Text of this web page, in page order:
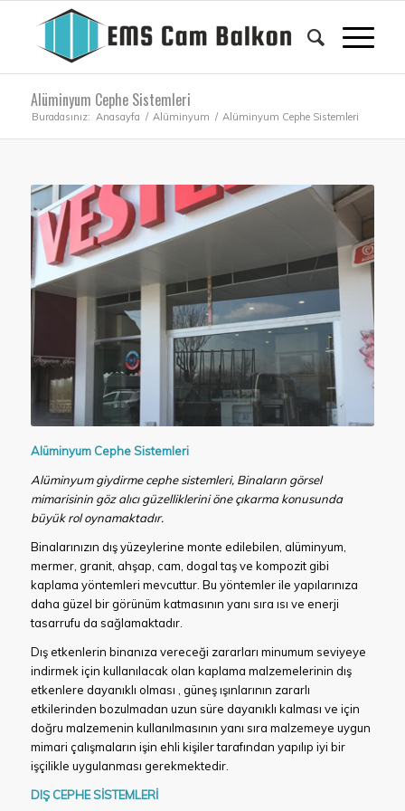
Alüminyum Cephe Sistemleri
Buradasınız: Anasayfa / Alüminyum / Alüminyum Cephe Sistemleri
Alüminyum Cephe Sistemleri
Alüminyum giydirme cephe sistemleri, Binaların görsel
mimarisinin göz alıcı güzelliklerini öne çıkarma konusunda
büyük rol oynamaktadır.
Binalarınızın dış yüzeylerine monte edilebilen, alüminyum,
mermer, granit, ahşap, cam, dogal taş ve kompozit gibi
kaplama yöntemleri mevcuttur. Bu yöntemler ile yapılarınıza
daha güzel bir görünüm katmasının yanı sıra ısı ve enerji
tasarrufu da sağlamaktadır.
Dış etkenlerin binanıza vereceği zararları minumum seviyeye
indirmek için kullanılacak olan kaplama malzemelerinin dış
etkenlere dayanıklı olması , güneş ışınlarının zararlı
etkilerinden bozulmadan uzun süre dayanıklı kalması ve için
doğru malzemenin kullanılmasının yanı sıra malzemeye uygun
mimari çalışmaların işin ehli kişiler tarafından yapılıp iyi bir
işçilikle uygulanması gerekmektedir.
DIŞ CEPHE SİSTEMLERİ